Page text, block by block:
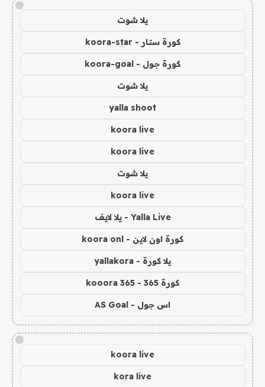
!
يلا شوت
كورة ستار - koora-star
كورة جول - koora-goal
يلا شوت
yalla shoot
koora live
koora live
يلا شوت
koora live
Yalla Live - يلا لايف
كورة اون لاين - koora onl
يلا كورة - yallakora
كورة 365 - kooora 365
اس جول - AS Goal
!
koora live
kora live